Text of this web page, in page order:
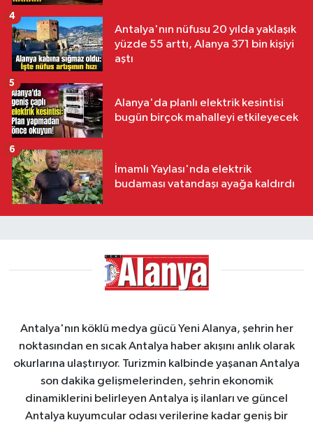
Antalya'nın nüfusu 20 yılda yaklaşık
yüzde 55 arttı, Alanya 371 bin kişiyi
aştı
4
Alanya'da planlı elektrik kesintisi
bugün birçok mahalleyi etkileyecek
5
İmamlı Yaylası'nda elektrik
budaması vatandaşı ayağa kaldırdı
6
Antalya'nın köklü medya gücü Yeni Alanya, şehrin her
noktasından en sıcak Antalya haber akışını anlık olarak
okurlarına ulaştırıyor. Turizmin kalbinde yaşanan Antalya
son dakika gelişmelerinden, şehrin ekonomik
dinamiklerini belirleyen Antalya iş ilanları ve güncel
Antalya kuyumcular odası verilerine kadar geniş bir